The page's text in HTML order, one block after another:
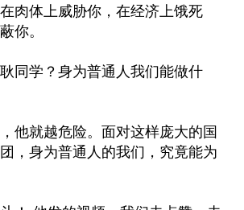
肉体上威胁你，在经济上饿死
你。
同学？身为普通人我们能做什
他就越危险。面对这样庞大的国
，身为普通人的我们，究竟能为